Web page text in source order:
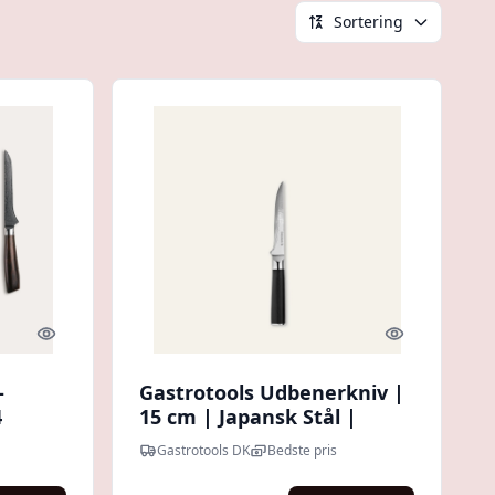
Sortering
Quick look
Nu:
Quick look
Gastrotools Udbenerkniv |
15 cm | Japansk Stål |
Køkkenkniv
Gastrotools DK Bedste pris